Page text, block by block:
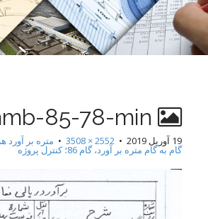
t
19 آوریل 2019 •
2552 × 3508
•
گام به گام متره بر آورد، گام 86؛ کنترل پروژه